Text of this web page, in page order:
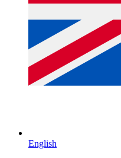
English